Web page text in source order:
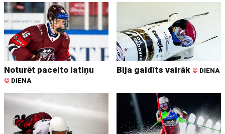
Noturēt pacelto latiņu
© DIENA
Bija gaidīts vairāk © DIENA